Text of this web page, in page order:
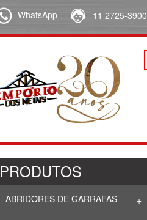
WhatsApp 11 2725-3900
PRODUTOS
ABRIDORES DE GARRAFAS